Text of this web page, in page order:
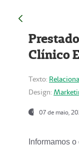
Clínico
Texto:
Design:
07 de maio,
Informamos